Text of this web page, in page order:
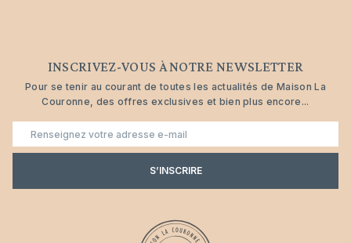
INSCRIVEZ-VOUS À NOTRE NEWSLETTER
Pour se tenir au courant de toutes les actualités de Maison La
Couronne, des offres exclusives et bien plus encore...
E-
S’INSCRIRE